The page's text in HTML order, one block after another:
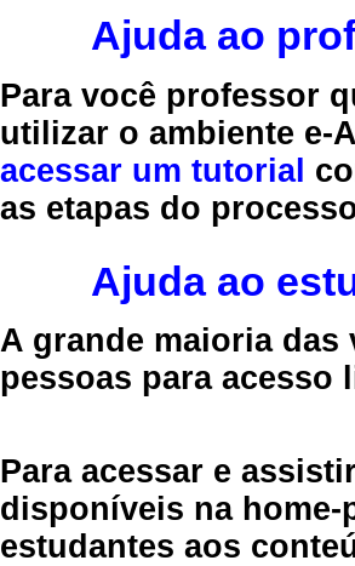
Ajuda ao
Para você professor
utilizar o ambiente e-
acessar um tutorial
as etapas do
Ajuda ao
A grande maioria das
pessoas para acesso
Para acessar e
disponíveis na
estudantes aos